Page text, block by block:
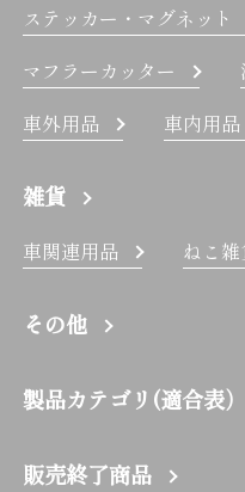
ステッカー・マグネット
マフラーカッター
車外用品
車内用品
雑貨
車関連用品 ねこ雑
その他
製品カテゴリ(適合表）
販売終了商品